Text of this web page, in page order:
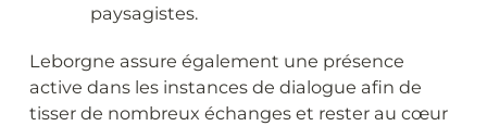
paysagistes.
Leborgne assure également une présence
active dans les instances de dialogue afin de
tisser de nombreux échanges et rester au cœur